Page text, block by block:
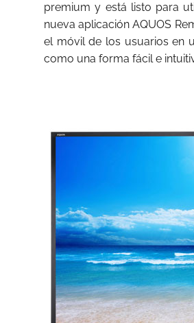
premium y está listo para
nueva aplicación AQUOS
el móvil de los usuarios en
como una forma fácil e